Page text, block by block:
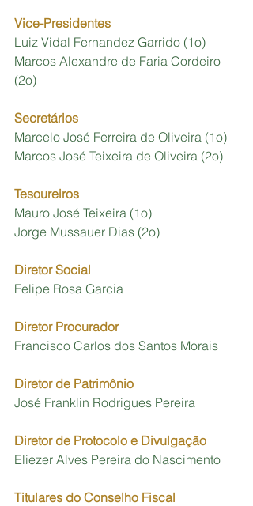
Vice-Presidentes
Luiz Vidal Fernandez Garrido (1o)
Marcos Alexandre de Faria Cordeiro
(2o)
Secretários
Marcelo José Ferreira de Oliveira (1o)
Marcos José Teixeira de Oliveira (2o)
Tesoureiros
Mauro José Teixeira (1o)
Jorge Mussauer Dias (2o)
Diretor Social
Felipe Rosa Garcia
Diretor Procurador
Francisco Carlos dos Santos Morais
Diretor de Patrimônio
José Franklin Rodrigues Pereira
Diretor de Protocolo e Divulgação
Eliezer Alves Pereira do Nascimento
Titulares do Conselho Fiscal